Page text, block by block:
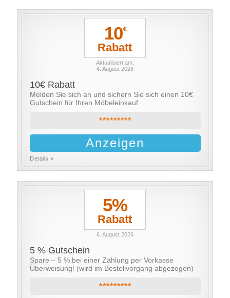
10€
Rabatt
Aktualisiert am:
4. August 2026
10€ Rabatt
Melden Sie sich an und sichern Sie sich einen 10€
Gutschein für Ihren Möbeleinkauf
*********
Anzeigen
Details »
5%
Rabatt
6. August 2026
5 % Gutschein
Spare – 5 % bei einer Zahlung per Vorkasse
Überweisung! (wird im Bestellvorgang abgezogen)
*********